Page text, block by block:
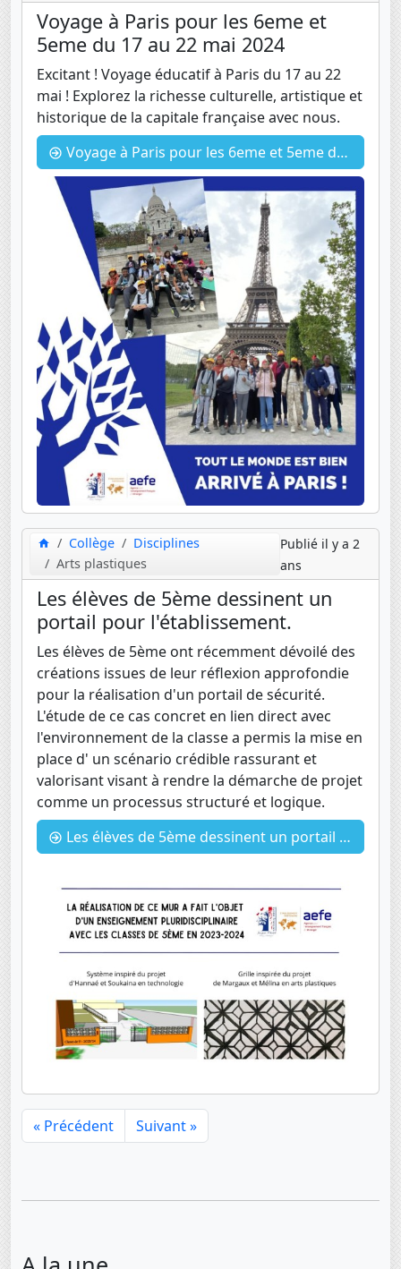
Voyage à Paris pour les 6eme et
5eme du 17 au 22 mai 2024
Excitant ! Voyage éducatif à Paris du 17 au 22
mai ! Explorez la richesse culturelle, artistique et
historique de la capitale française avec nous.
Voyage à Paris pour les 6eme et 5eme du 17 au 22 mai 2024
Collège
Disciplines
Arts plastiques
Publié il y a 2
ans
Les élèves de 5ème dessinent un
portail pour l'établissement.
Les élèves de 5ème ont récemment dévoilé des
créations issues de leur réflexion approfondie
pour la réalisation d'un portail de sécurité.
L'étude de ce cas concret en lien direct avec
l'environnement de la classe a permis la mise en
place d' un scénario crédible rassurant et
valorisant visant à rendre la démarche de projet
comme un processus structuré et logique.
Les élèves de 5ème dessinent un portail pour l'établissement.
« Précédent Suivant »